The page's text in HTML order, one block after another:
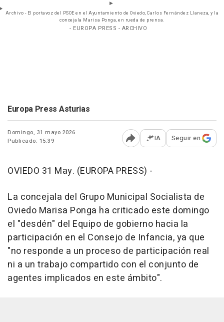
Archivo - El portavoz del PSOE en el Ayuntamiento de Oviedo, Carlos Fernández Llaneza, y la
concejala Marisa Ponga, en rueda de prensa.
- EUROPA PRESS - ARCHIVO
Europa Press Asturias
Domingo, 31 mayo 2026
Publicado: 15:39
Abrir opciones para
IA Seguir en
OVIEDO 31 May. (EUROPA PRESS) -
La concejala del Grupo Municipal Socialista de
Oviedo Marisa Ponga ha criticado este domingo
el "desdén" del Equipo de gobierno hacia la
participación en el Consejo de Infancia, ya que
"no responde a un proceso de participación real
ni a un trabajo compartido con el conjunto de
agentes implicados en este ámbito".